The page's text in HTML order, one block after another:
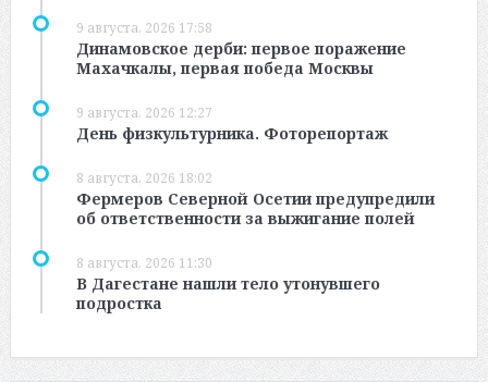
9 августа, 2026 17:58
Динамовское дерби: первое поражение
Махачкалы, первая победа Москвы
9 августа, 2026 12:27
День физкультурника. Фоторепортаж
8 августа, 2026 18:02
Фермеров Северной Осетии предупредили
об ответственности за выжигание полей
8 августа, 2026 11:30
В Дагестане нашли тело утонувшего
подростка